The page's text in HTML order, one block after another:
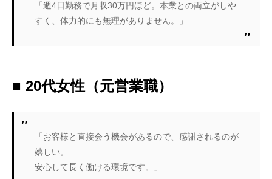
「週4日勤務で月収30万円ほど。本業との両立がしや
すく、体力的にも無理がありません。」
■ 20代女性（元営業職）
「お客様と直接会う機会があるので、感謝されるのが
嬉しい。
安心して長く働ける環境です。」